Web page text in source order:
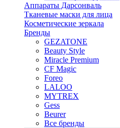
Аппараты Дарсонваль
Тканевые маски для лица
Косметические зеркала
Бренды
GEZATONE
Beauty Style
Miracle Premium
CF Magic
Foreo
LALOO
MYTREX
Gess
Beurer
Все бренды